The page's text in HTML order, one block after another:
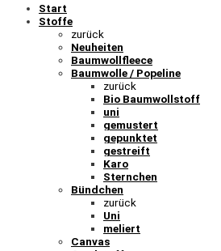
Start
Stoffe
zurück
Neuheiten
Baumwollfleece
Baumwolle / Popeline
zurück
Bio Baumwollstoff
uni
gemustert
gepunktet
gestreift
Karo
Sternchen
Bündchen
zurück
Uni
meliert
Canvas